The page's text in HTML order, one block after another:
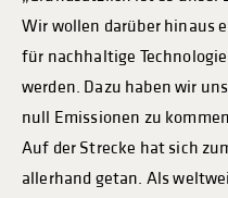
Wir wollen darüber hinaus
für nachhaltige
werden. Dazu haben wir
null Emissionen zu
Auf der Strecke hat sich
allerhand getan. Als